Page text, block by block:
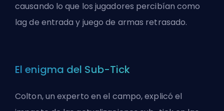
causando lo que los jugadores percibían como
lag de entrada y juego de armas retrasado.
El enigma del Sub-Tick
Colton, un experto en el campo, explicó el